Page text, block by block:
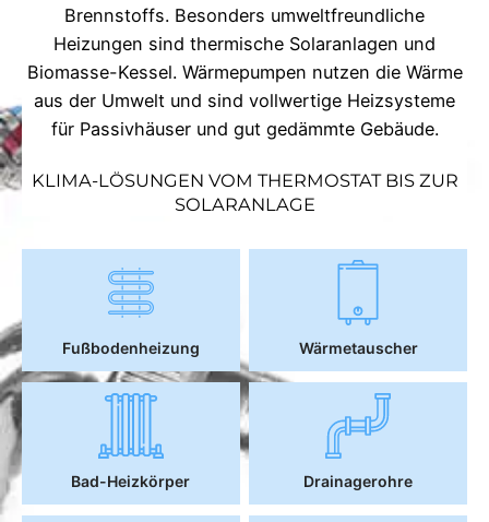
Brennstoffs. Besonders umweltfreundliche
Heizungen sind thermische Solaranlagen und
Biomasse-Kessel. Wärmepumpen nutzen die Wärme
aus der Umwelt und sind vollwertige Heizsysteme
für Passivhäuser und gut gedämmte Gebäude.
KLIMA-LÖSUNGEN VOM THERMOSTAT BIS ZUR
SOLARANLAGE
Fußbodenheizung Wärmetauscher
Bad-Heizkörper Drainagerohre